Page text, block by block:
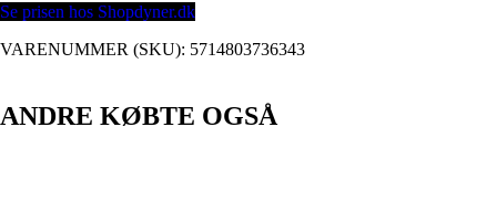
Se prisen hos Shopdyner.dk
VARENUMMER (SKU): 5714803736343
ANDRE KØBTE OGSÅ